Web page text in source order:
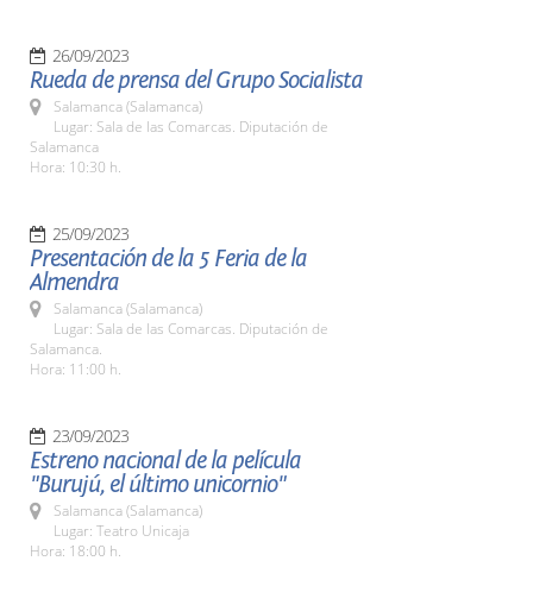
26/09/2023
Rueda de prensa del Grupo Socialista
Salamanca (Salamanca)
Lugar: Sala de las Comarcas. Diputación de
Salamanca
Hora: 10:30 h.
25/09/2023
Presentación de la 5 Feria de la
Almendra
Salamanca (Salamanca)
Lugar: Sala de las Comarcas. Diputación de
Salamanca.
Hora: 11:00 h.
23/09/2023
Estreno nacional de la película
"Burujú, el último unicornio"
Salamanca (Salamanca)
Lugar: Teatro Unicaja
Hora: 18:00 h.